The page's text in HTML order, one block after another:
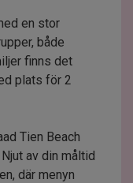
en stor
både
finns det
plats för 2
Tien Beach
av din måltid
där menyn